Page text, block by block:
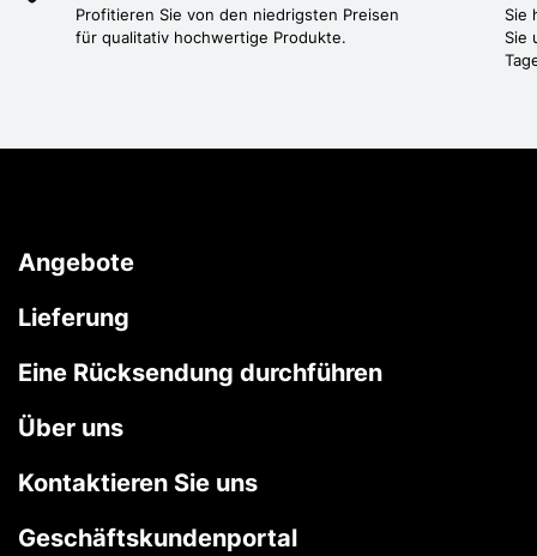
Profitieren Sie von den niedrigsten Preisen
für qualitativ hochwertige Produkte.
Sie
Sie
Angebote
Lieferung
Eine Rücksendung durchführen
Über uns
Kontaktieren Sie uns
Geschäftskundenportal